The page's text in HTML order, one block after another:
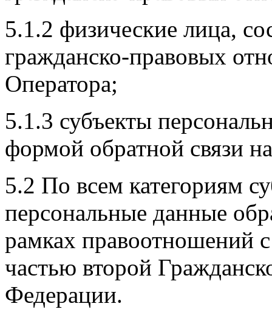
5.1.2 физические лица,
гражданско-правовых
Оператора;
5.1.3 субъекты
формой обратной связи
5.2 По всем категориям
персональные данные
рамках правоотношений
частью второй
Федерации.